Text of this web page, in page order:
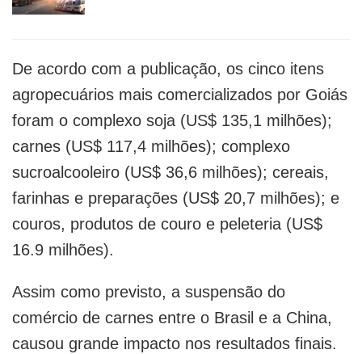
De acordo com a publicação, os cinco itens
agropecuários mais comercializados por Goiás
foram o complexo soja (US$ 135,1 milhões);
carnes (US$ 117,4 milhões); complexo
sucroalcooleiro (US$ 36,6 milhões); cereais,
farinhas e preparações (US$ 20,7 milhões); e
couros, produtos de couro e peleteria (US$
16.9 milhões).
Assim como previsto, a suspensão do
comércio de carnes entre o Brasil e a China,
causou grande impacto nos resultados finais.